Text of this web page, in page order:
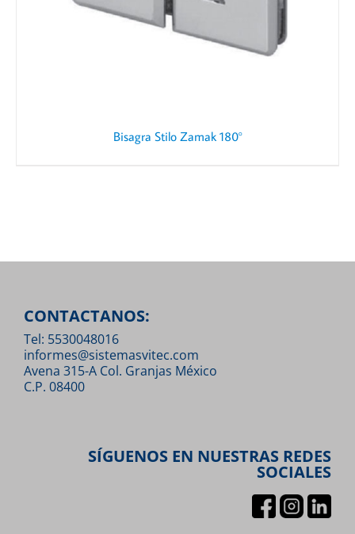
Bisagra Stilo Zamak 180°
CONTACTANOS:
Tel: 5530048016
informes@sistemasvitec.com
Avena 315-A Col. Granjas México
C.P. 08400
SÍGUENOS EN NUESTRAS REDES
SOCIALES